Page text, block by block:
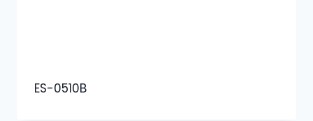
ES-0510B